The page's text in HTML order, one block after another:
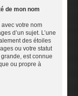
de mon nom
avec votre nom
d’un sujet. L’une
des étoiles
ou votre statut
est connue
ou propre à